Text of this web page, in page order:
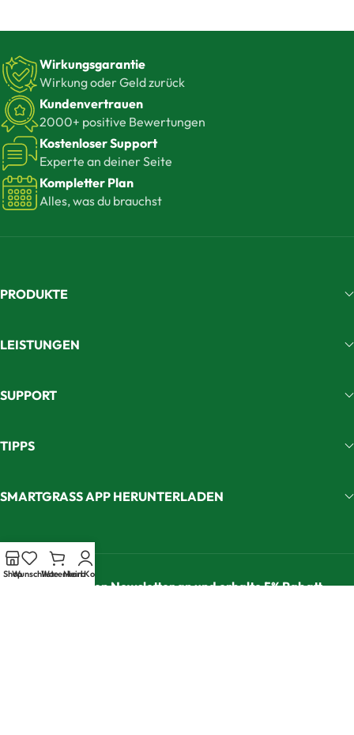
Wirkungsgarantie
Wirkung oder Geld zurück
Kundenvertrauen
2000+ positive Bewertungen
Kostenloser Support
Experte an deiner Seite
Kompletter Plan
Alles, was du brauchst
PRODUKTE
LEISTUNGEN
SUPPORT
TIPPS
SMARTGRASS APP HERUNTERLADEN
Melde dich für den Newsletter an und erhalte 5% Rabatt
ShopWunschlisteWarenkorb
Mein Konto